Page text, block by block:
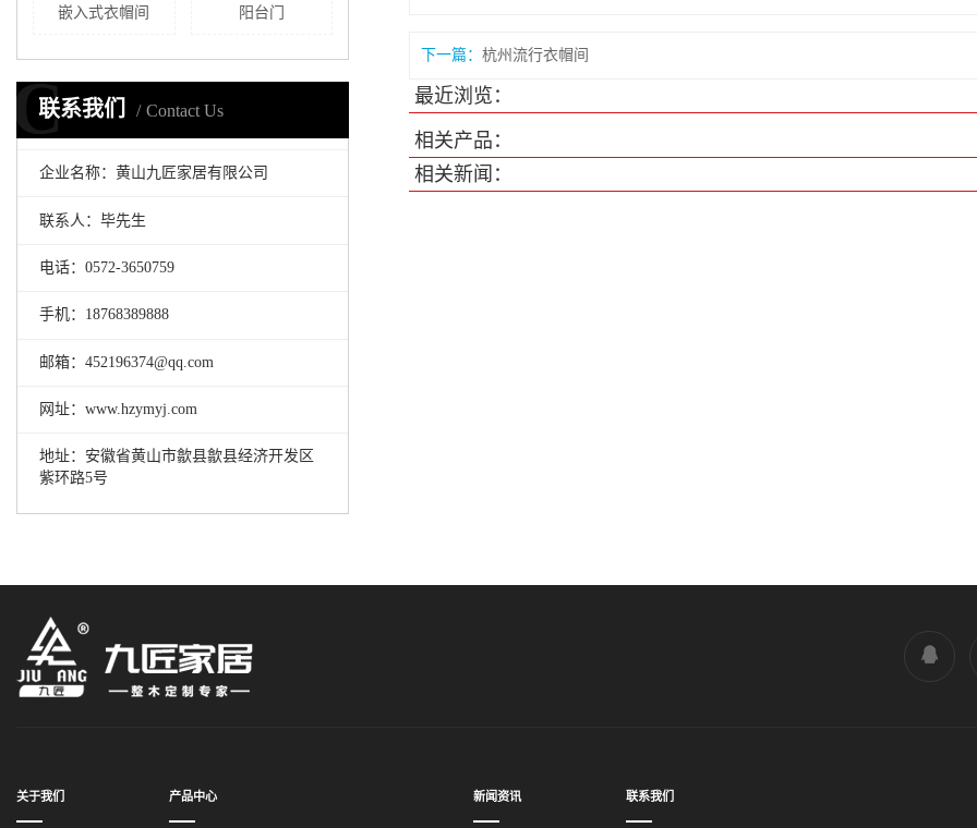
嵌入式衣帽间 阳台门
联系我们 Contact Us
C
企业名称：黄山九匠家居有限公司
联系人：毕先生
电话：0572-3650759
手机：18768389888
邮箱：452196374@qq.com
网址：www.hzymyj.com
地址：安徽省黄山市歙县歙县经济开发区
紫环路5号
下一篇： 杭州流行衣帽间
最近浏览：
相关产品：
相关新闻：
关于我们 产品中心 新闻资讯 联系我们